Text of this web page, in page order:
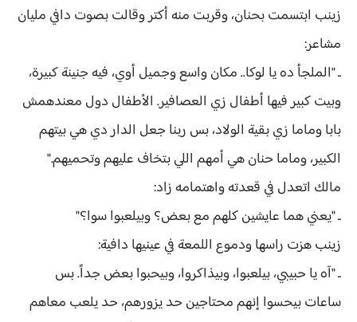
زينب ابتسمت بحنان، وقربت منه أكتر وقالت بصوت دافي مليان
مشاعر:
ـ "الملجأ ده يا لوكا.. مكان واسع وجميل أوي، فيه جنينة كبيرة،
وبيت كبير فيها أطفال زي العصافير. الأطفال دول معندهمش
بابا وماما زي بقية الولاد، بس ربنا جعل الدار دي هي بيتهم
الكبير، وماما حنان هي أمهم اللي بتخاف عليهم وتحميهم."
مالك اتعدل في قعدته واهتمامه زاد:
ـ "يعني هما عايشين كلهم مع بعض؟ وبيلعبوا سوا؟"
زينب هزت راسها ودموع اللمعة في عينيها دافية:
ـ "آه يا حبيبي، بيلعبوا، وبيذاكروا، وبيحبوا بعض جداً. بس
ساعات بيحسوا إنهم محتاجين حد يزورهم، حد يلعب معاهم